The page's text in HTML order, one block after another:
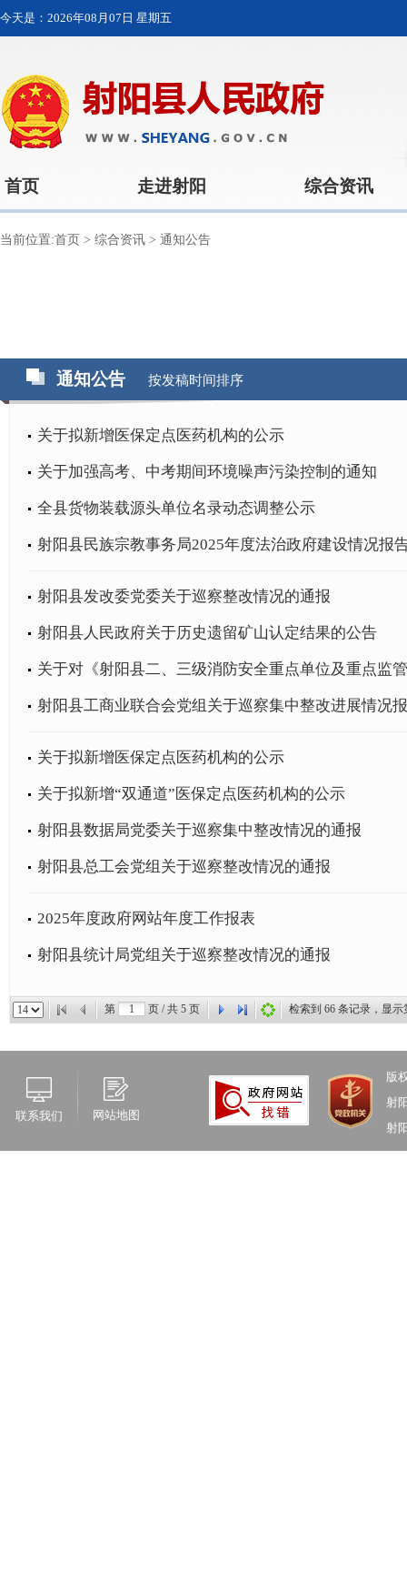
今天是： 2026年08月07日 星期五
首页 走进射阳 综合资讯
当前位置:首页 > 综合资讯 > 通知公告
通知公告 按发稿时间排序
关于拟新增医保定点医药机构的公示
关于加强高考、中考期间环境噪声污染控制的通知
全县货物装载源头单位名录动态调整公示
射阳县民族宗教事务局2025年度法治政府建设情况报
射阳县发改委党委关于巡察整改情况的通报
射阳县人民政府关于历史遗留矿山认定结果的公告
关于对《射阳县二、三级消防安全重点单位及重点监
射阳县工商业联合会党组关于巡察集中整改进展情况
关于拟新增医保定点医药机构的公示
关于拟新增“双通道”医保定点医药机构的公示
射阳县数据局党委关于巡察集中整改情况的通报
射阳县总工会党组关于巡察整改情况的通报
2025年度政府网站年度工作报表
射阳县统计局党组关于巡察整改情况的通报
第 页 / 共 5 页 检索到 66 条记录，显
联系我们 网站地图
版
射
射